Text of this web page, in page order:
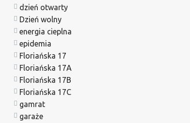
dzień otwarty
Dzień wolny
energia cieplna
epidemia
Floriańska 17
Floriańska 17A
Floriańska 17B
Floriańska 17C
gamrat
garaże